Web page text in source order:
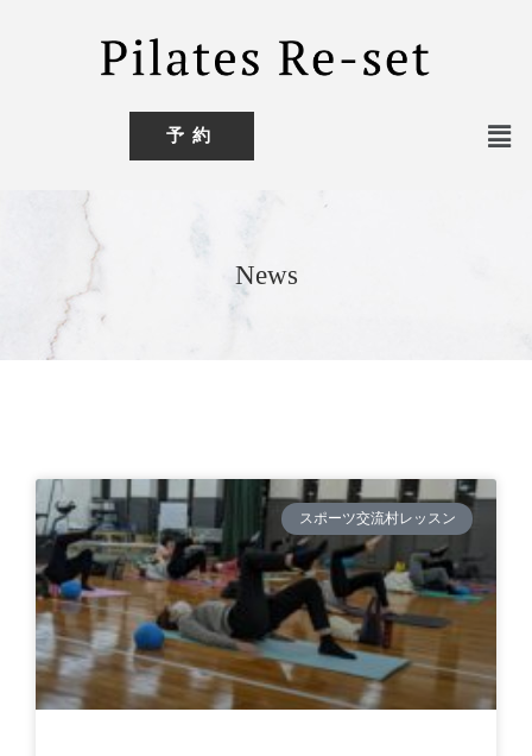
予約
News
スポーツ交流村レッスン